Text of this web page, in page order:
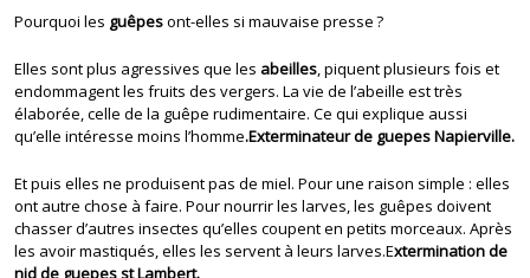
Pourquoi les guêpesont-elles si mauvaise presse ?
Elles sont plus agressives que les abeilles, piquent plusieurs fois et
endommagent les fruits des vergers. La vie de l’abeille est très
élaborée, celle de la guêpe rudimentaire. Ce qui explique aussi
qu’elle intéresse moins l’homme.Exterminateur de guepes Napierville.
Et puis elles ne produisent pas de miel. Pour une raison simple : elles
ont autre chose à faire. Pour nourrir les larves, les guêpes doivent
chasser d’autres insectes qu’elles coupent en petits morceaux. Après
les avoir mastiqués, elles les servent à leurs larves.Extermination de
nid de guepes st Lambert.